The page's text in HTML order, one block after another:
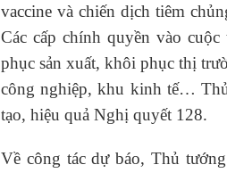
vaccine và chiến dịch tiêm
Các cấp chính quyền vào
phục sản xuất, khôi phục thị
công nghiệp, khu kinh tế…
tạo, hiệu quả Nghị quyết 128.
Về công tác dự báo, Thủ